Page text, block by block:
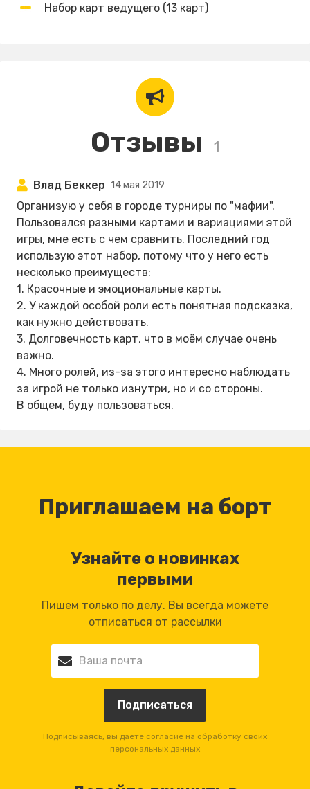
Набор карт ведущего (13 карт)
Отзывы 1
Влад Беккер 14 мая 2019
Организую у себя в городе турниры по "мафии".
Пользовался разными картами и вариациями этой
игры, мне есть с чем сравнить. Последний год
использую этот набор, потому что у него есть
несколько преимуществ:
1. Красочные и эмоциональные карты.
2. У каждой особой роли есть понятная подсказка,
как нужно действовать.
3. Долговечность карт, что в моём случае очень
важно.
4. Много ролей, из-за этого интересно наблюдать
за игрой не только изнутри, но и со стороны.
В общем, буду пользоваться.
Приглашаем на борт
Узнайте о новинках
первыми
Пишем только по делу. Вы всегда можете
отписаться от рассылки
Подписываясь, вы даете согласие на обработку своих
персональных данных